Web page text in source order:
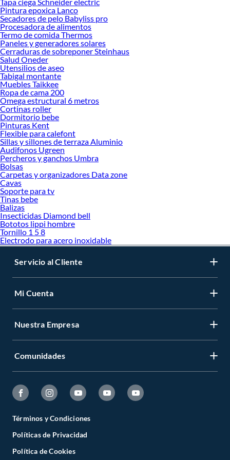
Encuentra una amplia variedad de productos de Hieleras en Sodimac. Encuentra
todo lo necesario para tus proyectos de renovación y decoración. ¡Visítanos y
haz tus ideas realidad!
Tapa ciega Schneider electric
Pintura epoxica Lanco
Secadores de pelo Babyliss pro
Procesadora de alimentos
Termo de comida Thermos
Paneles y generadores solares
Cerraduras de sobreponer Steinhaus
Salud Oneder
Utensilios de aseo
Tabigal montante
Muebles Taikkee
Ropa de cama 200
Omega estructural 6 metros
Cortinas roller
Dormitorio bebe
Pinturas Kent
Flexible para calefont
Sillas y sillones de terraza Aluminio
Audifonos Ugreen
Percheros y ganchos Umbra
Bolsas
Carpetas y organizadores Data zone
Cavas
Soporte para tv
Tinas bebe
Balizas
Insecticidas Diamond bell
Bototos lippi hombre
Tornillo 1 5 8
Electrodo para acero inoxidable
Servicio al Cliente
Mi Cuenta
Nuestra Empresa
Comunidades
Términos y Condiciones
Políticas de Privacidad
Política de Cookies